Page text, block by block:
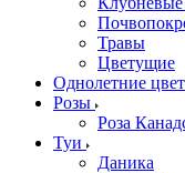
Травы
Цветущие
Однолетние
Розы
Роза
Туи
Даника